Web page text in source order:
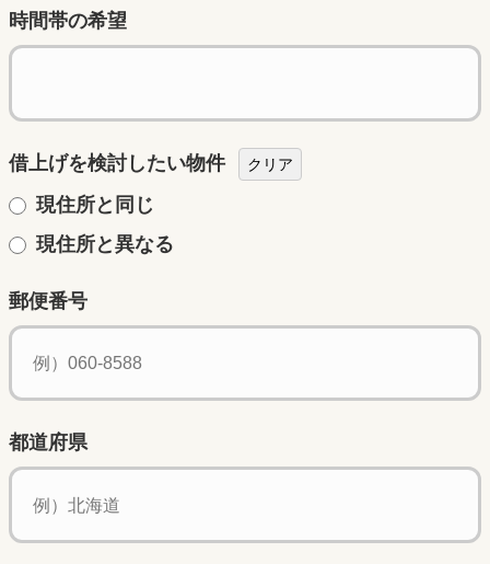
時間帯の希望
借上げを検討したい物件 クリア
現住所と同じ
現住所と異なる
郵便番号
都道府県